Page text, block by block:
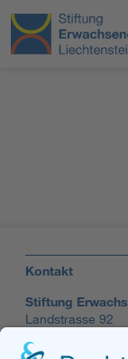
Kontakt
Stiftung
Landstrasse 92